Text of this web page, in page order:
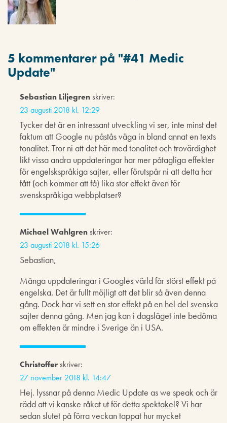
5 kommentarer på "#41 Medic
Update"
Sebastian Liljegrenskriver:
23 augusti 2018 kl. 12:29
Tycker det är en intressant utveckling vi ser, inte minst det
faktum att Google nu påstås väga in bland annat en texts
tonalitet. Tror ni att det här med tonalitet och trovärdighet
likt vissa andra uppdateringar har mer påtagliga effekter
för engelskspråkiga sajter, eller förutspår ni att detta har
fått (och kommer att få) lika stor effekt även för
svenskspråkiga webbplatser?
Michael Wahlgrenskriver:
23 augusti 2018 kl. 15:26
Sebastian,
Många uppdateringar i Googles värld får störst effekt på
engelska. Det är fullt möjligt att det blir så även denna
gång. Dock har vi sett en stor effekt på en hel del svenska
sajter denna gång. Men jag kan i dagsläget inte bedöma
om effekten är mindre i Sverige än i USA.
Christofferskriver:
27 november 2018 kl. 14:47
Hej. lyssnar på denna Medic Update as we speak och är
rädd att vi kanske råkat ut för detta spektakel? Vi har
sedan slutet på förra veckan tappat hur mycket